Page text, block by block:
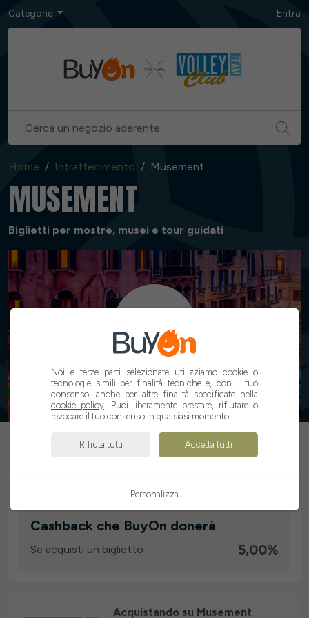
Categorie Entra
Home Intrattenimento Musement
MUSEMENT
Biglietti per mostre, musei e tour guidati
5%
ATTIVA CASHBACK
Cashback che BuyOn donerà
Se acquisti un biglietto 5,00%
Acquistando su Musement
Noi e terze parti selezionate utilizziamo cookie o
tecnologie simili per finalità tecniche e, con il tuo
consenso, anche per altre finalità specificate nella
cookie policy . Puoi liberamente prestare, rifiutare o
revocare il tuo consenso in qualsiasi momento.
Rifiuta tutti Accetta tutti
Personalizza